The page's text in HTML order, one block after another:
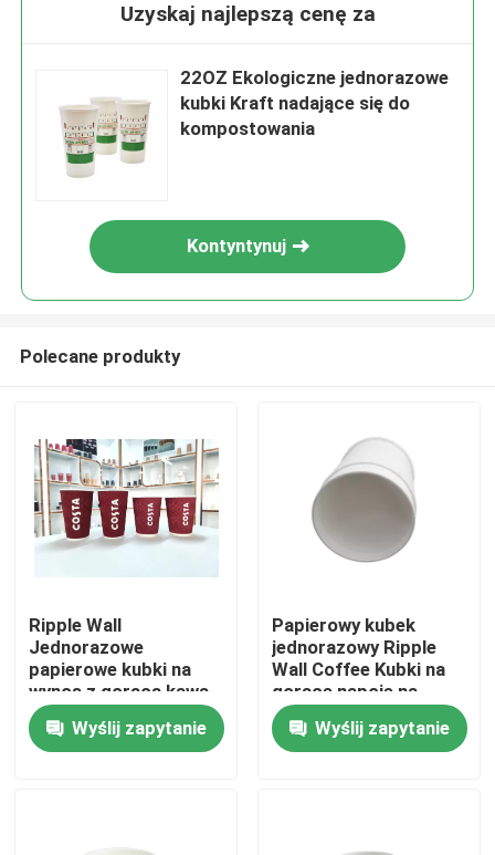
Produkty
Pokaz VR
Uzyskaj najlepszą cenę za
22OZ Ekologiczne jednorazowe
kubki Kraft nadające się do
kompostowania
Kontyntynuj
Polecane produkty
Ripple Wall
Jednorazowe
papierowe kubki na
wynos z gorącą kawą
Wyślij zapytanie
Papierowy kubek
jednorazowy Ripple
Wall Coffee Kubki na
gorące napoje na
wynos
Wyślij zapytanie